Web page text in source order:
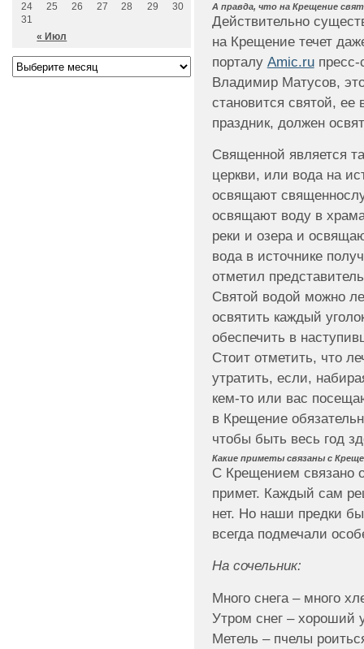
А правда, что на Крещение
Действительно
на Крещение течет
порталу Amic.ruпресс-
Владимир Матусов,
становится святой,
праздник, должен
Священной является
церкви, или вода на
освящают
освящают воду в
реки и озера и
вода в источнике
отметил
Святой водой можно
освятить каждый
обеспечить в
Стоит отметить, что
утратить, если,
кем-то или вас
в Крещение
чтобы быть весь год
Какие приметы связаны с
С Крещением связано
примет. Каждый сам
нет. Но наши предки
всегда подмечали
На сочельник:
Много снега – много
Утром снег – хороший
Метель – пчелы
« Июл
24
25 26 27 28 29
30
31